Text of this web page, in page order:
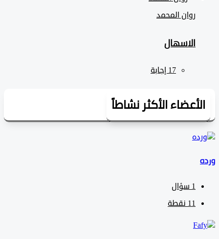
روان المحمد
الاسهال
الأكثر نشاطاً
سؤال
نقطة